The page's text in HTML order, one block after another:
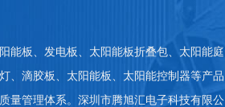
能板、发电板、太阳能板折叠包、太阳能庭
、滴胶板、太阳能板、太阳能控制器等产品
量管理体系。深圳市腾旭汇电子科技有限公